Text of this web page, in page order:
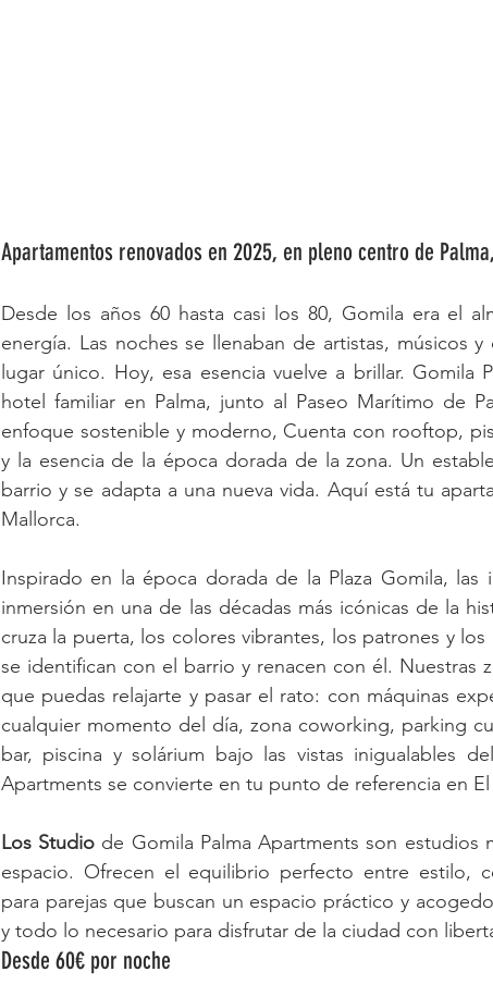
Apartamentos renovados en 2025, en pleno centro de
Desde los años 60 hasta casi los 80, Gomila era el
energía. Las noches se llenaban de artistas, músicos
lugar único. Hoy, esa esencia vuelve a brillar. Gomila
hotel familiar en Palma, junto al Paseo Marítimo de
enfoque sostenible y moderno, Cuenta con rooftop,
y la esencia de la época dorada de la zona. Un
barrio y se adapta a una nueva vida. Aquí está tu
Mallorca.
Inspirado en la época dorada de la Plaza Gomila, las
inmersión en una de las décadas más icónicas de la
cruza la puerta, los colores vibrantes, los patrones y
se identifican con el barrio y renacen con él. Nuestras
que puedas relajarte y pasar el rato: con máquinas
cualquier momento del día, zona coworking, parking
bar, piscina y solárium bajo las vistas inigualables
Apartments se convierte en tu punto de referencia en El
Los Studio de Gomila Palma Apartments son estudios
espacio. Ofrecen el equilibrio perfecto entre estilo,
para parejas que buscan un espacio práctico y
y todo lo necesario para disfrutar de la ciudad con
Desde 60€ por noche